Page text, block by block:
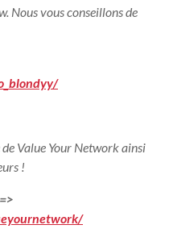
Nous vous conseillons de
Value Your Network ainsi
!